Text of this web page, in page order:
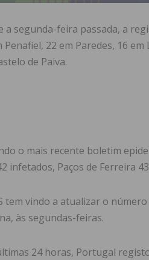
a segunda-feira passada, a
Penafiel, 22 em Paredes, 16
de Paiva.
o mais recente boletim
infetados, Paços de Ferreira
tem vindo a atualizar o
às segundas-feiras.
24 horas, Portugal